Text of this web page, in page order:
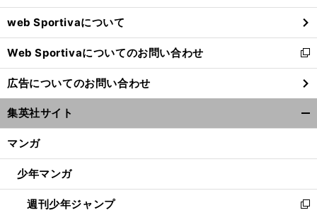
ウ
で
開
く
web Sportivaについて
Web Sportivaについてのお問い合わせ
新
し
い
ウ
ィ
ン
ウ
開
く
広告についてのお問い合わせ
集英社サイト
マンガ
少年マンガ
週刊少年ジャンプ
新